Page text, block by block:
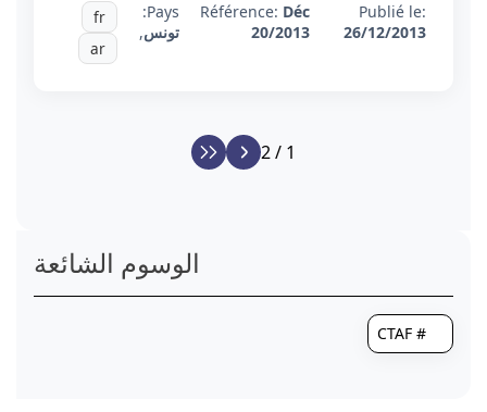
Publié le:
26/12/2013
Référence: Déc
20/2013
Pays:
تونس,
fr
ar
1 / 2
الوسوم الشائعة
# CTAF